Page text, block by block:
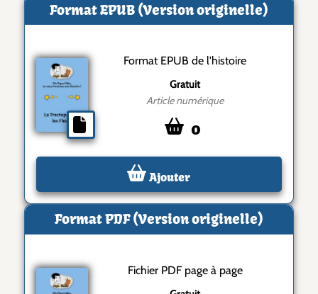
Format EPUB (Version originelle)
Format EPUB de l'histoire
Gratuit
Article numérique
0
Ajouter
Format PDF (Version originelle)
Fichier PDF page à page